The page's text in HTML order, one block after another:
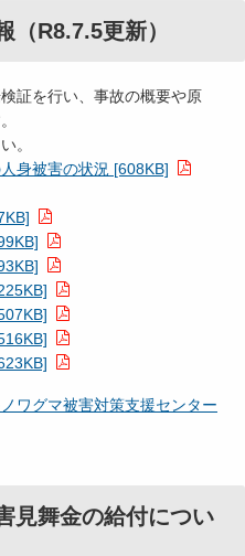
（R8.7.5更新）
証を行い、事故の概要や原
。
身被害の状況 [608KB]
ワグマ被害対策支援センター
見舞金の給付につい